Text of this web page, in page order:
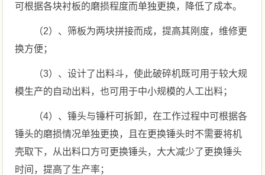
可根据各块衬板的磨损程度而单独更换，降低了成本。
（2）、筛板为两块拼接而成，提高其刚度，维修更
换方便；
（3）、设计了出料斗，使此破碎机既可用于较大规
模生产的自动出料，也可用于中小规模的人工出料；
（4）、锤头与锤杆可拆卸，在工作过程中可根据各
锤头的磨损情况单独更换，且在更换锤头时不需要将机
壳取下，从出料口方可更换锤头，大大减少了更换锤头
时间，提高了生产率；